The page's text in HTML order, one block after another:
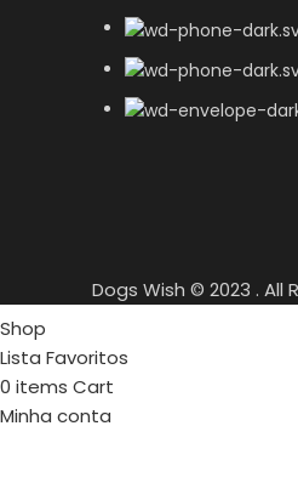
Dogs Wish © 2023 . All
Shop
Lista Favoritos
0 items Cart
Minha conta